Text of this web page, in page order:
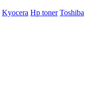
Kyocera Hp toner Toshiba